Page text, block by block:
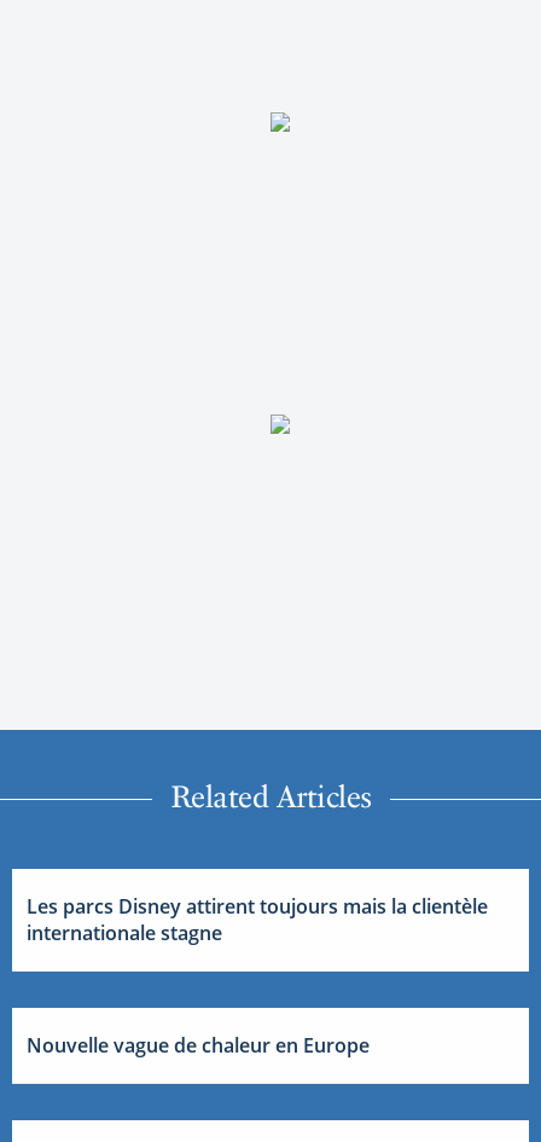
Related Articles
Les parcs Disney attirent toujours mais la clientèle
internationale stagne
Nouvelle vague de chaleur en Europe